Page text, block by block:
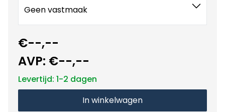
Geen vastmaak
€--,--
AVP: €--,--
Levertijd: 1-2 dagen
In winkelwagen